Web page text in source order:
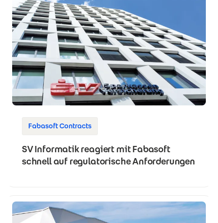
Fabasoft Contracts
SV Informatik reagiert mit Fabasoft
schnell auf regulatorische Anforderungen